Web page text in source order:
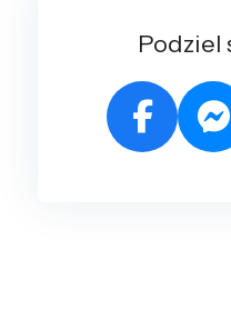
Podziel